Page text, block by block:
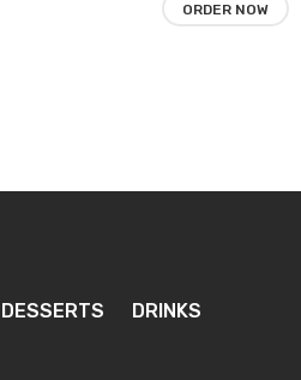
ORDER NOW
DESSERTS DRINKS